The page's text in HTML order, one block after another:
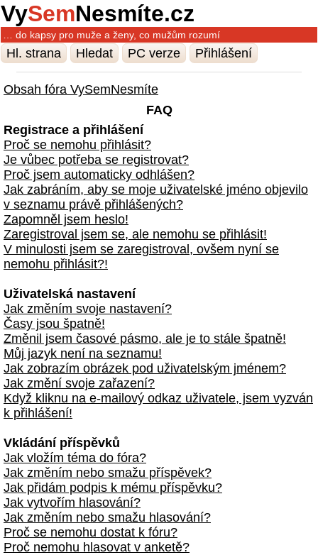
VySemNesmíte.cz
… do kapsy pro muže a ženy, co mužům rozumí
Hl. strana Hledat PC verze Přihlášení
Obsah fóra VySemNesmíte
FAQ
Registrace a přihlášení
Proč se nemohu přihlásit?
Je vůbec potřeba se registrovat?
Proč jsem automaticky odhlášen?
Jak zabráním, aby se moje uživatelské jméno objevilo
v seznamu právě přihlášených?
Zapomněl jsem heslo!
Zaregistroval jsem se, ale nemohu se přihlásit!
V minulosti jsem se zaregistroval, ovšem nyní se
nemohu přihlásit?!
Uživatelská nastavení
Jak změním svoje nastavení?
Časy jsou špatně!
Změnil jsem časové pásmo, ale je to stále špatně!
Můj jazyk není na seznamu!
Jak zobrazím obrázek pod uživatelským jménem?
Jak změní svoje zařazení?
Když kliknu na e-mailový odkaz uživatele, jsem vyzván
k přihlášení!
Vkládání příspěvků
Jak vložím téma do fóra?
Jak změním nebo smažu příspěvek?
Jak přidám podpis k mému příspěvku?
Jak vytvořím hlasování?
Jak změním nebo smažu hlasování?
Proč se nemohu dostat k fóru?
Proč nemohu hlasovat v anketě?